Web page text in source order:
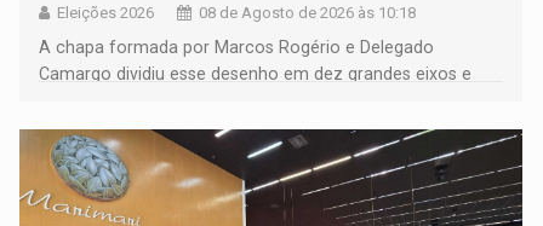
Eleições 2026 08 de Agosto de 2026 às 10:18
A chapa formada por Marcos Rogério e Delegado
Camargo dividiu esse desenho em dez grandes eixos e